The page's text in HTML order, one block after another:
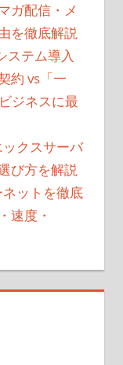
ガ配信・メ
を徹底解説
ステム導入
約 vs「一
ジネスに最
ックスサーバ
び方を解説
ットを徹底
速度・